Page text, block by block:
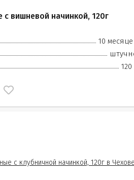
вишневой начинкой, 120г
10
120